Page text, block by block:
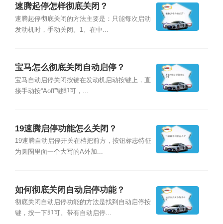
速腾起停怎样彻底关闭？
速腾起停彻底关闭的方法主要是：只能每次启动
发动机时，手动关闭。1、在中...
宝马怎么彻底关闭自动启停？
宝马自动启停关闭按键在发动机启动按键上，直
接手动按“Aoff”键即可，...
19速腾启停功能怎么关闭？
19速腾自动启停开关在档把前方，按钮标志特征
为圆圈里面一个大写的A外加...
如何彻底关闭自动启停功能？
彻底关闭自动启停功能的方法是找到自动启停按
键，按一下即可。带有自动启停...